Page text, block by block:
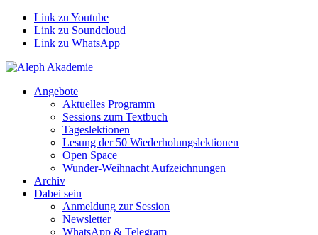
Link zu Youtube
Link zu Soundcloud
Link zu WhatsApp
Angebote
Aktuelles Programm
Sessions zum Textbuch
Tageslektionen
Lesung der 50 Wiederholungslektionen
Open Space
Wunder-Weihnacht Aufzeichnungen
Archiv
Dabei sein
Anmeldung zur Session
Newsletter
WhatsApp & Telegram